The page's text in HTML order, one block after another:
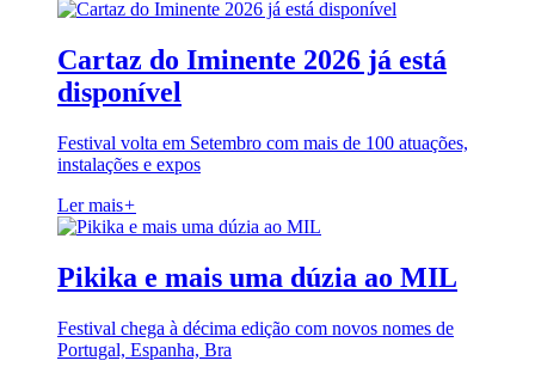
Cartaz do Iminente 2026 já está
disponível
Festival volta em Setembro com mais de 100 atuações,
instalações e expos
Ler mais+
Pikika e mais uma dúzia ao MIL
Festival chega à décima edição com novos nomes de
Portugal, Espanha, Bra